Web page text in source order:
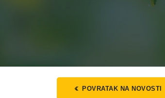
POVRATAK NA NOVOSTI